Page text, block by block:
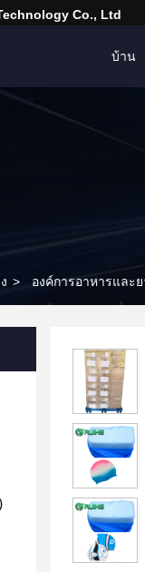
Co., Ltd
บ้าน
> องค์การอาหารและ